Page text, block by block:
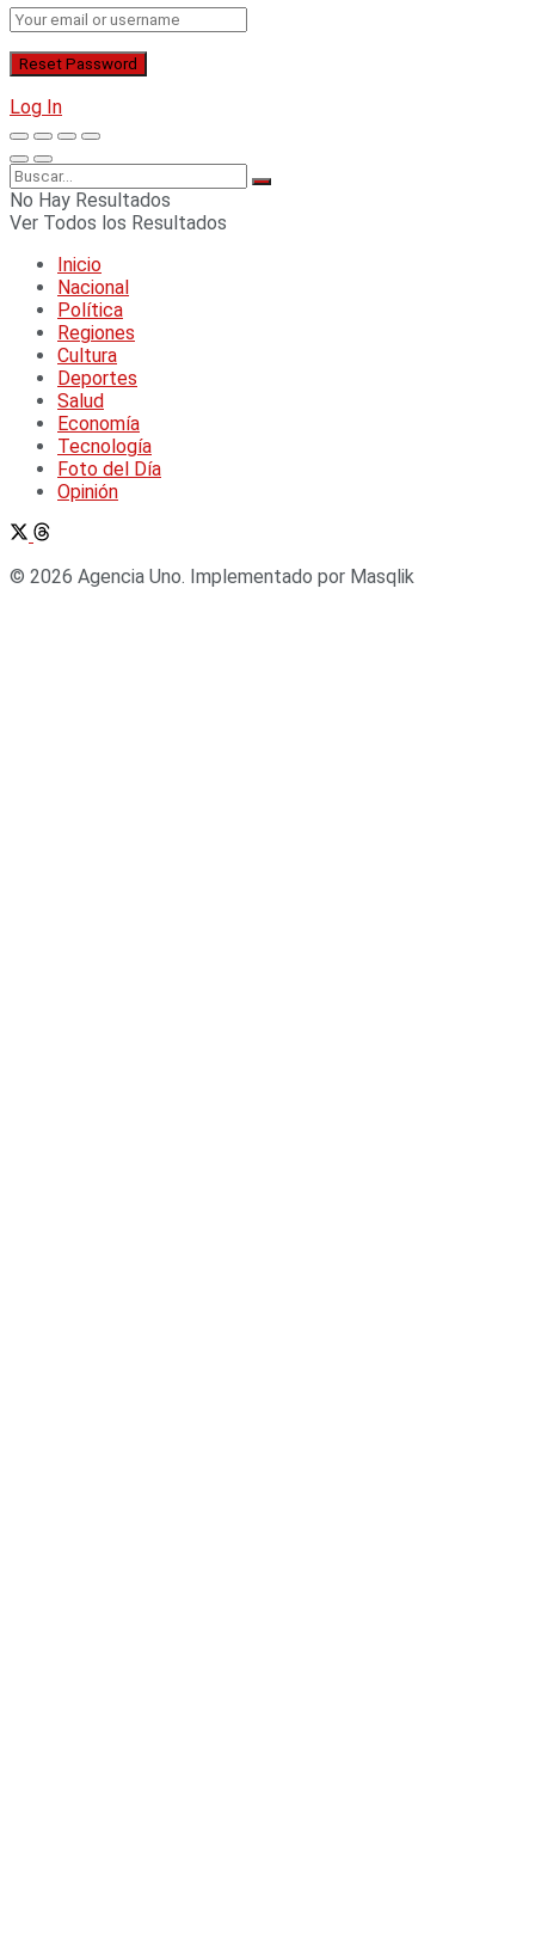
Log In
No Hay Resultados
Ver Todos los Resultados
Inicio
Nacional
Política
Regiones
Cultura
Deportes
Salud
Economía
Tecnología
Foto del Día
Opinión
© 2026 Agencia Uno. Implementado por Masqlik